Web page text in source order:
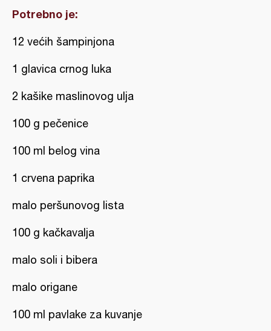
Potrebno je:
12 većih šampinjona
1 glavica crnog luka
2 kašike maslinovog ulja
100 g pečenice
100 ml belog vina
1 crvena paprika
malo peršunovog lista
100 g kačkavalja
malo soli i bibera
malo origane
100 ml pavlake za kuvanje